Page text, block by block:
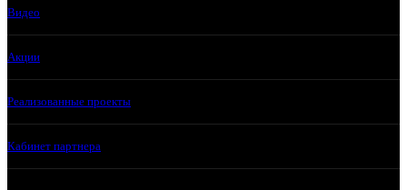
Видео
Акции
Реализованные проекты
Кабинет партнера